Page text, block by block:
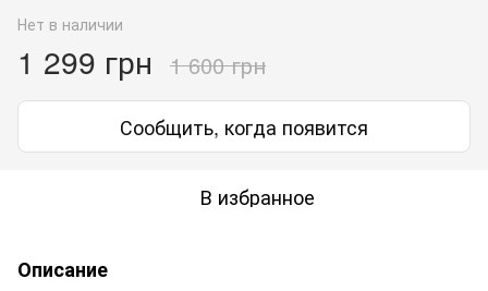
Нет в наличии
1 299 грн 1 600 грн
Сообщить, когда появится
В избранное
Описание